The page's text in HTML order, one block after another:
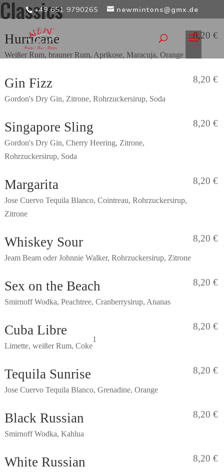
+49 651 9790265 newmintons@gmx.de
Classics
Hurricane 8,20 €
Weißer Rum, brauner Rum, Aprikose, Maracuja, Orange
Gin Fizz 8,20 €
Gordon's Dry Gin, Zitrone, Rohrzuckersirup, Soda
Singapore Sling 8,20 €
Gordon's Dry Gin, Cherry Heering, Zitrone,
Rohrzuckersirup, Soda
Margarita 8,20 €
Jose Cuervo Tequila Blanco, Cointreau, Rohrzuckersirup,
Zitrone
Whiskey Sour 8,20 €
Jeam Beam oder Johnnie Walker, Rohrzuckersirup, Zitrone
Sex on the Beach 8,20 €
Smirnoff Wodka, Peachtree, Cranberrysirup, Ananas
Cuba Libre 8,20 €
Limette, weißer Rum, Coke
1
Tequila Sunrise 8,20 €
Jose Cuervo Tequila Blanco, Grenadine, Orange
Black Russian 8,20 €
Smirnoff Wodka, Kahlua
White Russian 8,20 €